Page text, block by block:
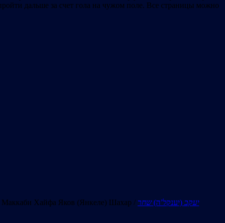
дальше за счет гола на чужом поле. Все страницы можно
Маккаби Хайфа Яков (Янкеле) Шахар / יעקב (יענקל’ה)שחר